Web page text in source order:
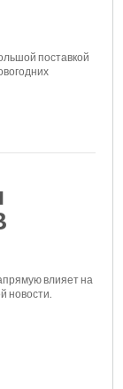
поставкой
влияет на
новости.